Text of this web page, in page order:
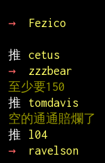
→
Fezico
推
cetus
→
zzzbear
至少要150
推
tomdavis
空的通通賠爛了
推
l04
→
ravelson